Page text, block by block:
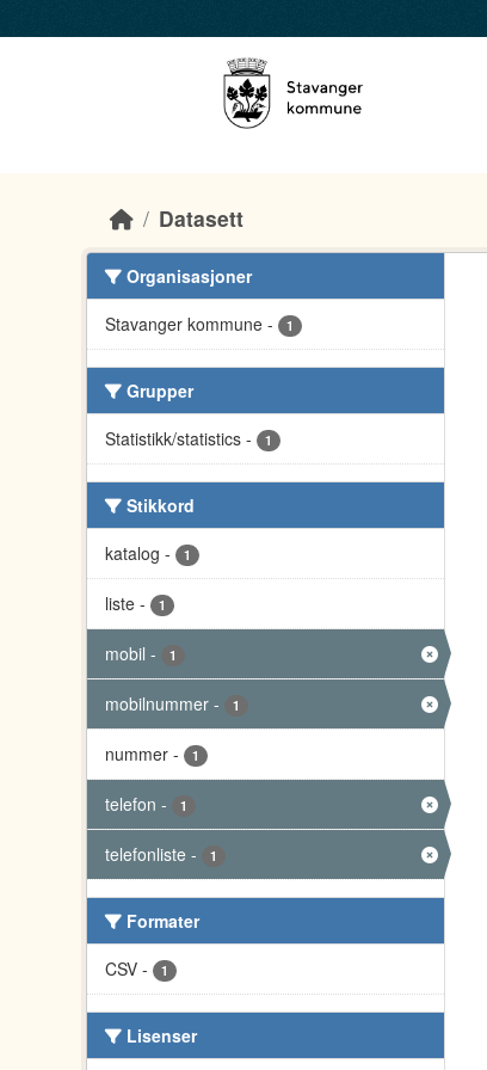
Datasett
Organisasjoner
Stavanger kommune - 1
Grupper
Statistikk/statistics - 1
Stikkord
katalog - 1
liste - 1
mobil - 1
mobilnummer - 1
nummer - 1
telefon - 1
telefonliste - 1
Formater
CSV - 1
Lisenser